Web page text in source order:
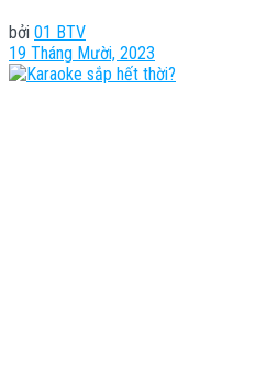
bởi 01 BTV
19 Tháng Mười, 2023